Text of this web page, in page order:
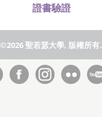
證書驗證
©2026 聖若瑟大學, 版權所有.